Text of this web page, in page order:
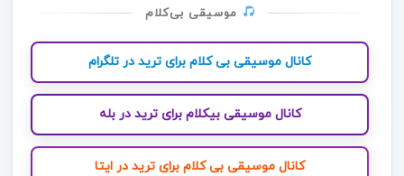
موسیقی بی‌کلام
کانال موسیقی بی کلام برای ترید در تلگرام
کانال موسیقی بیکلام برای ترید در بله
کانال موسیقی بی کلام برای ترید در ایتا